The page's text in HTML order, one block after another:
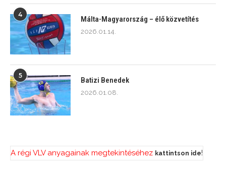
4
Málta-Magyarország – élő közvetítés
2026.01.14.
5
Batizi Benedek
2026.01.08.
A régi VLV anyagainak megtekintéséhez kattintson ide!